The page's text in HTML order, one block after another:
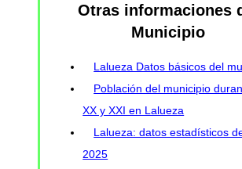
Otras informaciones
Municipio
Lalueza Datos básicos del
Población del municipio
XX y XXI en Lalueza
Lalueza: datos estadísticos
2025